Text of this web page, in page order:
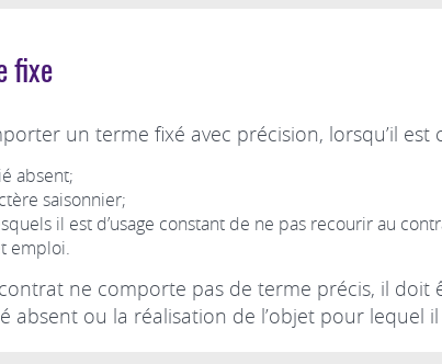
fixe
un terme fixé avec précision, lorsqu’il est
absent;
saisonnier;
il est d’usage constant de ne pas recourir au
emploi.
ne comporte pas de terme précis, il
absent ou la réalisation de l’objet pour lequel il